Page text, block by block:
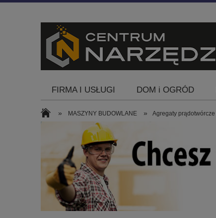
FIRMA I USŁUGI DOM i OGRÓD
» MASZYNY BUDOWLANE » Agregaty prądotwórcze